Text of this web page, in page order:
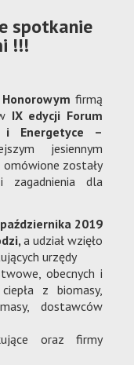
spotkanie
!!!
firmą
IX edycji Forum
i Energetyce –
jesiennym
zostały
zagadnienia dla
2019
a udział wzięło
urzędy
obecnych i
z biomasy,
dostawców
oraz firmy